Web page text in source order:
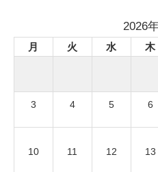
2026
月 火 水 木
3 4 5 6
10 11 12 13